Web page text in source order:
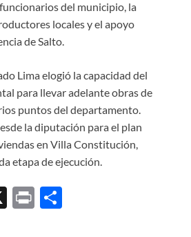
del municipio, la
locales y el apoyo
de Salto.
Lima elogió la capacidad del
para llevar adelante obras de
puntos del departamento.
la diputación para el plan
en Villa Constitución,
etapa de ejecución.
X
P